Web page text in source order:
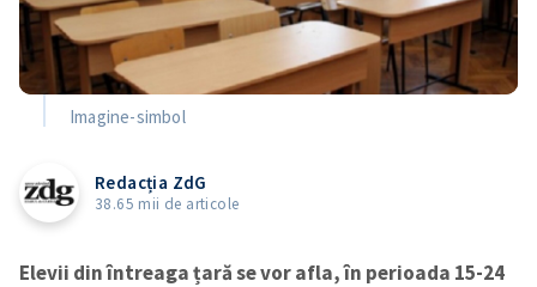
Imagine-simbol
Redacția ZdG
38.65 mii de articole
Elevii din întreaga țară se vor afla, în perioada 15-24